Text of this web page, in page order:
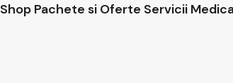
Shop Pachete si Oferte Servicii